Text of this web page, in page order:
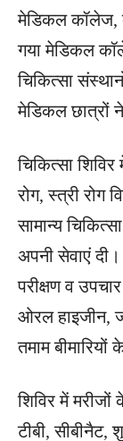
मेडिकल कॉलेज,
गया मेडिकल
चिकित्सा
मेडिकल छात्रों
चिकित्सा
रोग, स्त्री रोग
सामान्य
अपनी सेवाएं
परीक्षण व
ओरल हाइजीन,
तमाम
शिविर में
टीबी,